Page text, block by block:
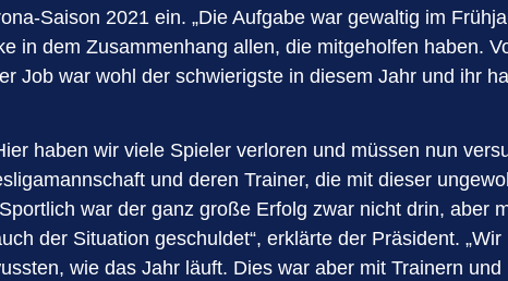
Saison 2021 ein. „Die Aufgabe war gewaltig im
in dem Zusammenhang allen, die mitgeholfen haben.
Job war wohl der schwierigste in diesem Jahr und ihr
haben wir viele Spieler verloren und müssen nun
und deren Trainer, die mit dieser
war der ganz große Erfolg zwar nicht drin, aber
der Situation geschuldet“, erklärte der Präsident.
wie das Jahr läuft. Dies war aber mit Trainern